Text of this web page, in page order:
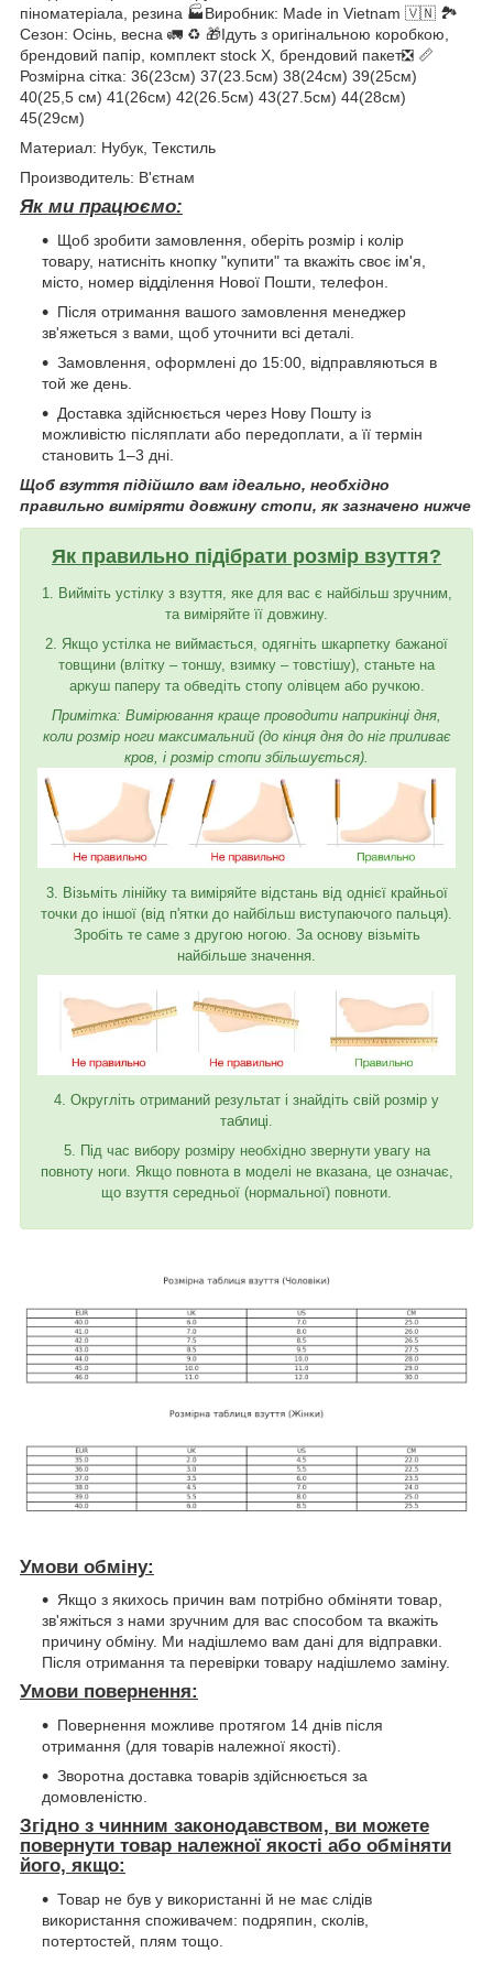
піноматеріала, резина 🏭Виробник: Made in Vietnam 🇻🇳 🏞
Сезон: Осінь, весна 🚛 ♻️ 🎁Ідуть з оригінальною коробкою,
брендовий папір, комплект stock X, брендовий пакет❎ 📏
Розмірна сітка: 36(23см) 37(23.5см) 38(24см) 39(25см)
40(25,5 см) 41(26см) 42(26.5см) 43(27.5см) 44(28см)
45(29см)
Материал: Нубук, Текстиль
Производитель: В'єтнам
Як ми працюємо:
Щоб зробити замовлення, оберіть розмір і колір
товару, натисніть кнопку "купити" та вкажіть своє ім'я,
місто, номер відділення Нової Пошти, телефон.
Після отримання вашого замовлення менеджер
зв'яжеться з вами, щоб уточнити всі деталі.
Замовлення, оформлені до 15:00, відправляються в
той же день.
Доставка здійснюється через Нову Пошту із
можливістю післяплати або передоплати, а її термін
становить 1–3 дні.
Щоб взуття підійшло вам ідеально, необхідно
правильно виміряти довжину стопи, як зазначено нижче
Як правильно підібрати розмір взуття?
1. Вийміть устілку з взуття, яке для вас є найбільш зручним,
та виміряйте її довжину.
2. Якщо устілка не виймається, одягніть шкарпетку бажаної
товщини (влітку – тоншу, взимку – товстішу), станьте на
аркуш паперу та обведіть стопу олівцем або ручкою.
Примітка: Вимірювання краще проводити наприкінці дня,
коли розмір ноги максимальний (до кінця дня до ніг приливає
кров, і розмір стопи збільшується).
3. Візьміть лінійку та виміряйте відстань від однієї крайньої
точки до іншої (від п'ятки до найбільш виступаючого пальця).
Зробіть те саме з другою ногою. За основу візьміть
найбільше значення.
4. Округліть отриманий результат і знайдіть свій розмір у
таблиці.
5. Під час вибору розміру необхідно звернути увагу на
повноту ноги. Якщо повнота в моделі не вказана, це означає,
що взуття середньої (нормальної) повноти.
Умови обміну:
Якщо з якихось причин вам потрібно обміняти товар,
зв'яжіться з нами зручним для вас способом та вкажіть
причину обміну. Ми надішлемо вам дані для відправки.
Після отримання та перевірки товару надішлемо заміну.
Умови повернення:
Повернення можливе протягом 14 днів після
отримання (для товарів належної якості).
Зворотна доставка товарів здійснюється за
домовленістю.
Згідно з чинним законодавством, ви можете
повернути товар належної якості або обміняти
його, якщо:
Товар не був у використанні й не має слідів
використання споживачем: подряпин, сколів,
потертостей, плям тощо.